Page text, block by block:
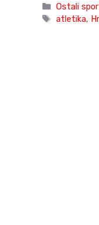
Categories
Ostali
Tags
atletika,